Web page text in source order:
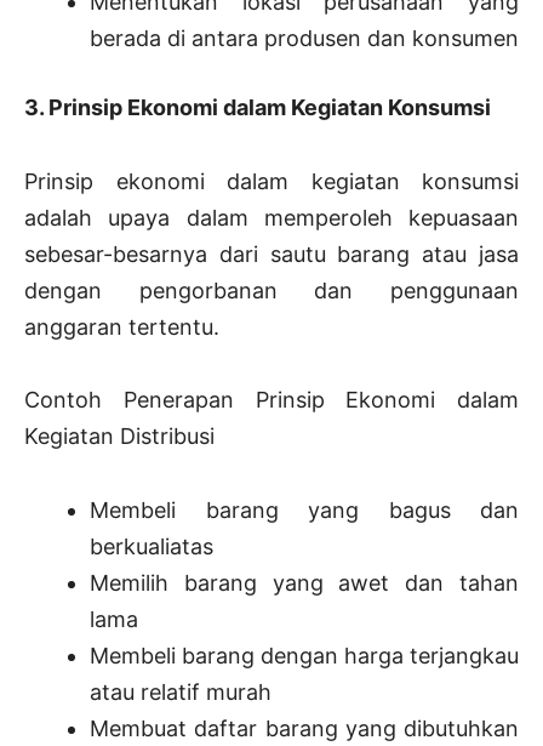
berada di antara produsen dan konsumen
3. Prinsip Ekonomi dalam Kegiatan Konsumsi
Prinsip ekonomi dalam kegiatan konsumsi
adalah upaya dalam memperoleh kepuasaan
sebesar-besarnya dari sautu barang atau jasa
dengan pengorbanan dan penggunaan
anggaran tertentu.
Contoh Penerapan Prinsip Ekonomi dalam
Kegiatan Distribusi
Membeli barang yang bagus dan
berkualiatas
Memilih barang yang awet dan tahan
lama
Membeli barang dengan harga terjangkau
atau relatif murah
Membuat daftar barang yang dibutuhkan